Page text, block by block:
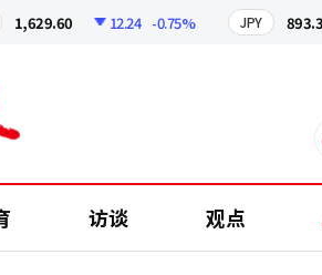
12.24 -0.75% JPY 893.38
访谈 观点